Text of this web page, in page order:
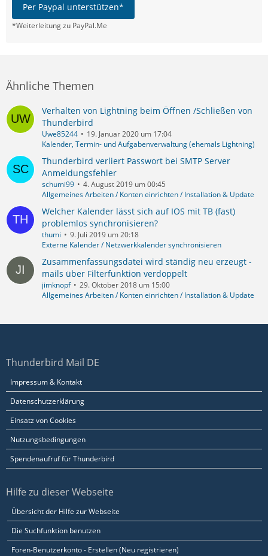
Per Paypal unterstützen*
*Weiterleitung zu PayPal.Me
Ähnliche Themen
Verhalten von Lightning beim Öffnen /Schließen von
Thunderbird
Uwe85244
19. Januar 2020 um 17:04
Kalender, Termin- und Aufgabenverwaltung (ehemals Lightning)
Thunderbird verliert Passwort bei SMTP Server
Anmeldungsfehler
schumi99
4. August 2019 um 00:45
Allgemeines Arbeiten / Konten einrichten / Installation & Update
Welcher Kalender lässt sich auf IOS mit TB (fast)
problemlos synchronisieren?
thumi
9. Juli 2019 um 20:18
Externe Kalender / Netzwerkkalender synchronisieren
Zusammenfassungsdatei wird ständig neu erzeugt -
mails über Filterfunktion verdoppelt
jimknopf
29. Oktober 2018 um 15:00
Allgemeines Arbeiten / Konten einrichten / Installation & Update
Thunderbird Mail DE
Impressum & Kontakt
Datenschutzerklärung
Einsatz von Cookies
Nutzungsbedingungen
Spendenaufruf für Thunderbird
Hilfe zu dieser Webseite
Übersicht der Hilfe zur Webseite
Die Suchfunktion benutzen
Foren-Benutzerkonto - Erstellen (Neu registrieren)